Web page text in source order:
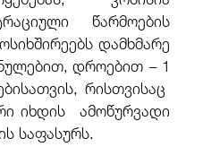
წარმოების
დამხმარე
დროებით − 1
რისთვისაც
იხდის ამოწურვადი
საფასურს.